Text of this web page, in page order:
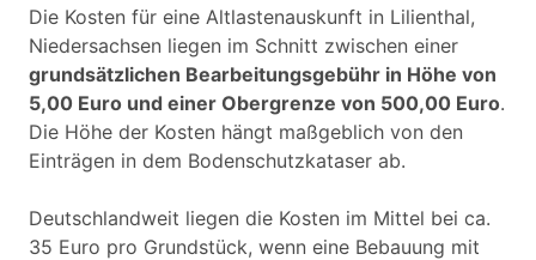
Die Kosten für eine Altlastenauskunft in Lilienthal,
Niedersachsen liegen im Schnitt zwischen einer
grundsätzlichen Bearbeitungsgebühr in Höhe von
5,00 Euro und einer Obergrenze von 500,00 Euro.
Die Höhe der Kosten hängt maßgeblich von den
Einträgen in dem Bodenschutzkataser ab.
Deutschlandweit liegen die Kosten im Mittel bei ca.
35 Euro pro Grundstück, wenn eine Bebauung mit